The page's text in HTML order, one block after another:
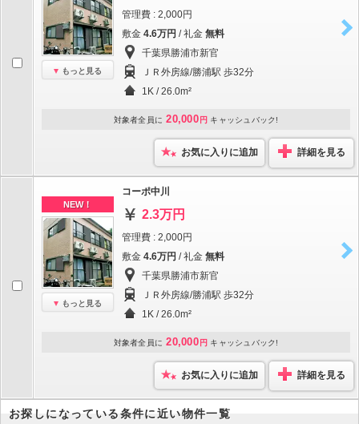
もっと見る
管理費 : 2,000円
敷金 4.6万円 / 礼金 無料
千葉県勝浦市新官
ＪＲ外房線/勝浦駅 歩32分
1K / 26.0m²
対象者全員に 20,000 円 キャッシュバック!
お気に入りに追加 詳細を見る
NEW！
もっと見る
コーポ中川
2.3万円
管理費 : 2,000円
敷金 4.6万円 / 礼金 無料
千葉県勝浦市新官
ＪＲ外房線/勝浦駅 歩32分
1K / 26.0m²
対象者全員に 20,000 円 キャッシュバック!
お気に入りに追加 詳細を見る
お探しになっている条件に近い物件一覧